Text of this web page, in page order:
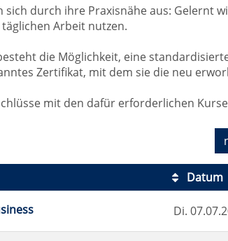
sich durch ihre Praxisnähe aus: Gelernt
Arbeit nutzen.
die Möglichkeit, eine
Zertifikat, mit dem sie die neu
mit den dafür erforderlichen
Datum
Di.